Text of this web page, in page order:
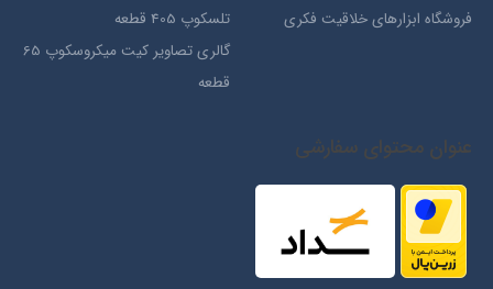
فروشگاه ابزارهای خلاقیت فکری
تلسکوپ 405 قطعه
گالری تصاویر کیت میکروسکوپ 65
قطعه
عنوان محتوای سفارشی